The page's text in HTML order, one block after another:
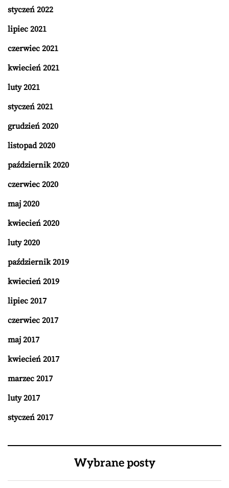
styczeń 2022
lipiec 2021
czerwiec 2021
kwiecień 2021
luty 2021
styczeń 2021
grudzień 2020
listopad 2020
październik 2020
czerwiec 2020
maj 2020
kwiecień 2020
luty 2020
październik 2019
kwiecień 2019
lipiec 2017
czerwiec 2017
maj 2017
kwiecień 2017
marzec 2017
luty 2017
styczeń 2017
Wybrane posty